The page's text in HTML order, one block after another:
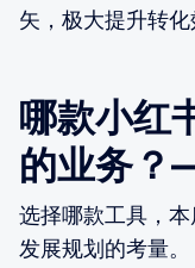
矢，极大提升转化
哪款小红
的业务
选择哪款工具，
发展规划的考量。